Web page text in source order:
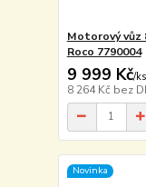
Motorový vůz
Roco 7790004
9 999 Kč/ks
8 264 Kč bez
Novinka